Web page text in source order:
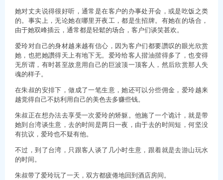
她对丈夫说得很好听，通常是在客户的办事处开会，或是吃饭之类
的。事实上，无论她在哪里开夜工，都是生招牌。有她在的场合，
由于她双峰插云，通常都是轻鬆的场合，客户们谈笑甚欢。
爱玲对自己的身材越来越有信心，因为客户们都要讚叹的眼光欣赏
她，也把她讚得天上有地下无。爱玲给客人揩油揩得多了，也变得
无所谓，有时甚至故意用自己的巨波顶一顶客人，然后欣赏那人失
魂的样子。
在朱叔的安排下，做成了一笔生意，她还可以分些佣金，爱玲越来
越觉得自己不妨利用自己的美色去多赚些钱。
朱叔正在想办法去享受一次爱玲的矫躯。他施了一个诡计，就是带
她到台湾谈生意，去的时间是两日一夜，由于去的时间短，何坚没
有抗议，爱玲也不疑有他。
不过，到了台湾，只跟客人谈了几小时生意，跟着就是去游山玩水
的时间。
朱叔带了爱玲玩了一天，双方都疲倦地回到酒店房间。